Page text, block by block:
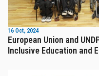
16 Oct, 2024
European Union and
Inclusive Education and